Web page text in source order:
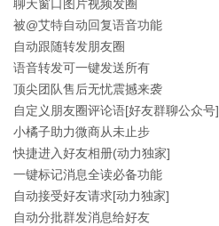
聊天窗口图片视频发圈
被@艾特自动回复语音功能
自动跟随转发朋友圈
语音转发可一键发送所有
顶尖团队售后无忧震撼来袭
自定义朋友圈评论语[好友群聊公众号]
小橘子助力微商从未止步
快捷进入好友相册(动力独家]
一键标记消息全读必备功能
自动接受好友请求[动力独家]
自动分批群发消息给好友